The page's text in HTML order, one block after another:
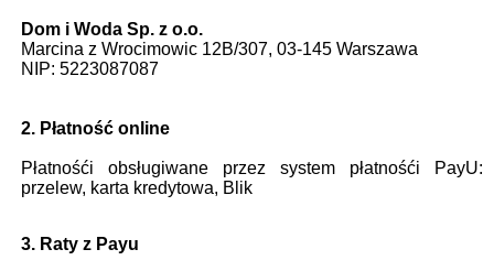
Dom i Woda Sp. z o.o.
Marcina z Wrocimowic 12B/307, 03-145 Warszawa
NIP: 5223087087
2. Płatność online
Płatnośći obsługiwane przez system płatnośći PayU:
przelew, karta kredytowa, Blik
3. Raty z Payu